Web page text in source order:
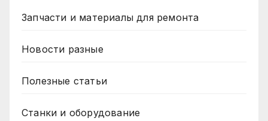
Запчасти и материалы для ремонта
Новости разные
Полезные статьи
Станки и оборудование